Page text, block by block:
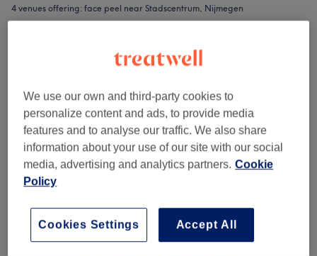
4 venues offering: face peel near Stadscentrum, Nijmegen
Huidinstituut Maudy Vossen
4,8
429 reviews
We use our own and third-party cookies to
personalize content and ads, to provide media
features and to analyse our traffic. We also share
information about your use of our site with our social
media, advertising and analytics partners. Cookie
Policy
Accept All
Cookies Settings